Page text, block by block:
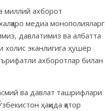
миллий ахборот
медиа
давлатимиз ва албатта
холис эканлигига ҳушёр
ахборотлар билан
ва давлат ташрифлари
ҳақида қатор